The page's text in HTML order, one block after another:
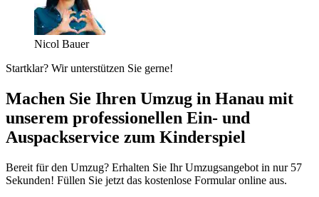
Nicol Bauer
Startklar? Wir unterstützen Sie gerne!
Machen Sie Ihren Umzug in Hanau mit
unserem professionellen Ein- und
Auspackservice zum Kinderspiel
Bereit für den Umzug? Erhalten Sie Ihr Umzugsangebot in nur 57
Sekunden! Füllen Sie jetzt das kostenlose Formular online aus.